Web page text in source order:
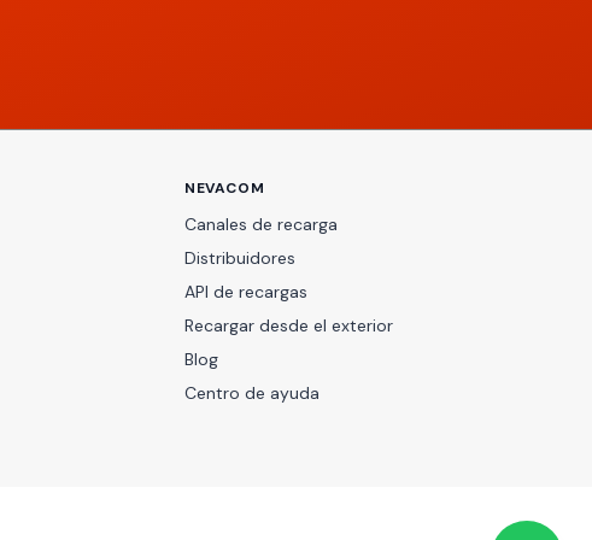
NEVACOM
Canales de recarga
Distribuidores
API de recargas
Recargar desde el exterior
Blog
Centro de ayuda